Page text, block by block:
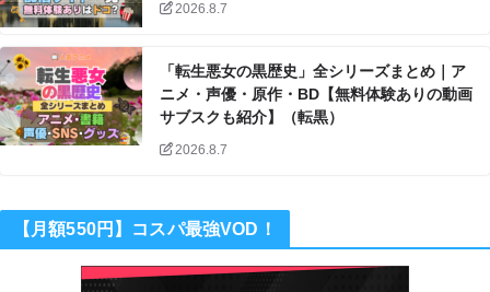
2026.8.7
「転生悪女の黒歴史」全シリーズまとめ｜ア
ニメ・声優・原作・BD【無料体験ありの動画
サブスクも紹介】（転黒）
2026.8.7
【月額550円】コスパ最強VOD！